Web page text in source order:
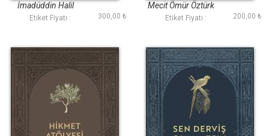
İmadüddin Halil
Etiket Fiyatı : 300,00 ₺
Mecit Ömür Öztürk
Etiket Fiyatı : 200,00 ₺